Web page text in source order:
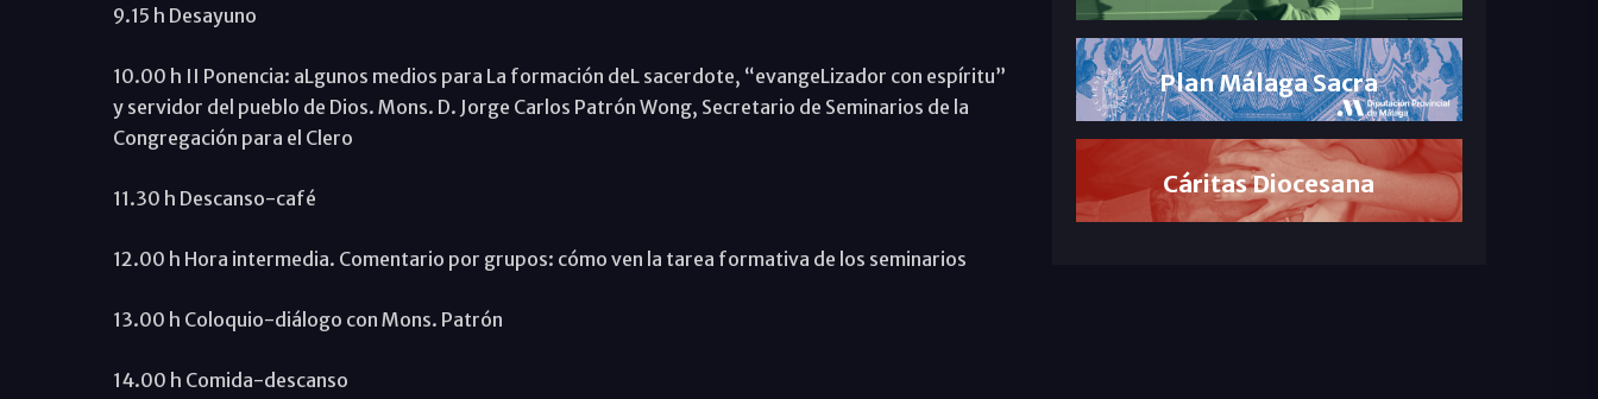
9.15 h Desayuno
10.00 h II Ponencia: aLgunos medios para La formación deL sacerdote, “evangeLizador con espíritu”
y servidor del pueblo de Dios. Mons. D. Jorge Carlos Patrón Wong, Secretario de Seminarios de la
Congregación para el Clero
11.30 h Descanso-café
12.00 h Hora intermedia. Comentario por grupos: cómo ven la tarea formativa de los seminarios
13.00 h Coloquio-diálogo con Mons. Patrón
14.00 h Comida-descanso
Plan Málaga Sacra
Cáritas Diocesana